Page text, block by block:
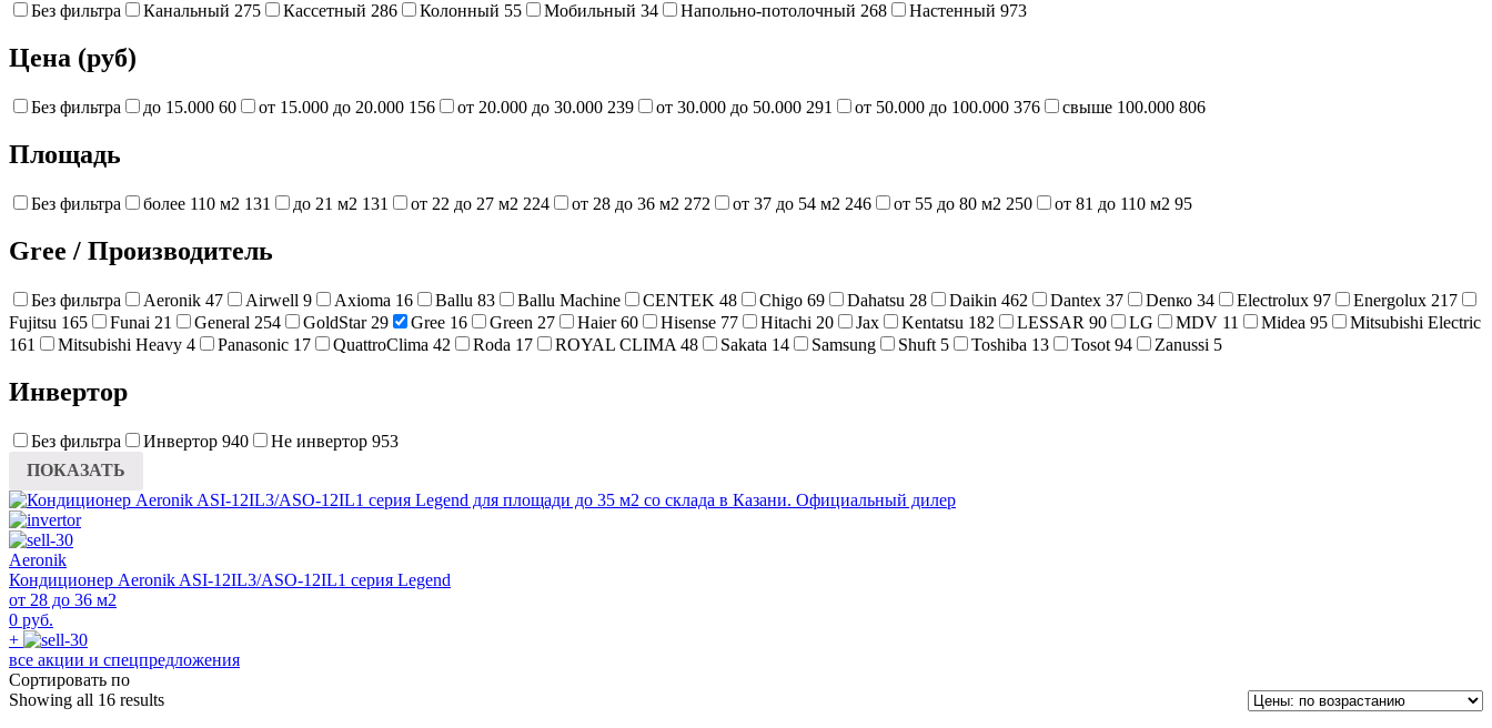
Без фильтра Канальный 275 Кассетный 286 Колонный 55 Мобильный 34 Напольно-потолочный 268 Настенный 973
Цена (руб)
Без фильтра до 15.000 60 от 15.000 до 20.000 156 от 20.000 до 30.000 239 от 30.000 до 50.000 291 от 50.000 до 100.000 376 свыше 100.000 806
Площадь
Без фильтра более 110 м2 131 до 21 м2 131 от 22 до 27 м2 224 от 28 до 36 м2 272 от 37 до 54 м2 246 от 55 до 80 м2 250 от 81 до 110 м2 95
Gree / Производитель
Без фильтра Aeronik 47 Airwell 9 Axioma 16 Ballu 83 Ballu Machine CENTEK 48 Chigo 69 Dahatsu 28 Daikin 462 Dantex 37 Denко 34 Electrolux 97 Energolux 217
Fujitsu 165 Funai 21 General 254 GoldStar 29 Gree 16 Green 27 Haier 60 Hisense 77 Hitachi 20 Jax Kentatsu 182 LESSAR 90 LG MDV 11 Midea 95
Mitsubishi Electric
161
Mitsubishi Heavy 4 Panasonic 17 QuattroClima 42 Roda 17 ROYAL CLIMA 48 Sakata 14 Samsung Shuft 5 Toshiba 13 Tosot 94 Zanussi 5
Инвертор
Без фильтра Инвертор 940 Не инвертор 953
ПОКАЗАТЬ
Aeronik
Кондиционер Aeronik ASI-12IL3/ASO-12IL1 серия Legend
от 28 до 36 м2
0 руб.
+
все акции и спецпредложения
Сортировать по
Showing all 16 results